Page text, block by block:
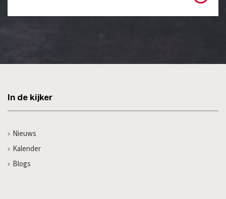
In de kijker
Nieuws
Kalender
Blogs